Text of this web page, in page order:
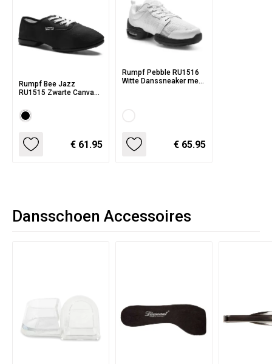
Rumpf Bee Jazz
RU1515 Zwarte Canvas
Splitzool
€ 61.95
Rumpf Pebble RU1516
Witte Danssneaker met
€ 65.95
Dansschoen Accessoires